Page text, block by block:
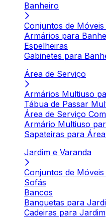
Banheiro
Conjuntos de
Armários para
Espelheiras
Gabinetes para
Área de Serviço
Armários Multiuso
Tábua de Passar
Área de Serviço
Armário Multiuso
Sapateiras para
Jardim e Varanda
Conjuntos de
Sofás
Bancos
Banquetas para
Cadeiras para Jardim